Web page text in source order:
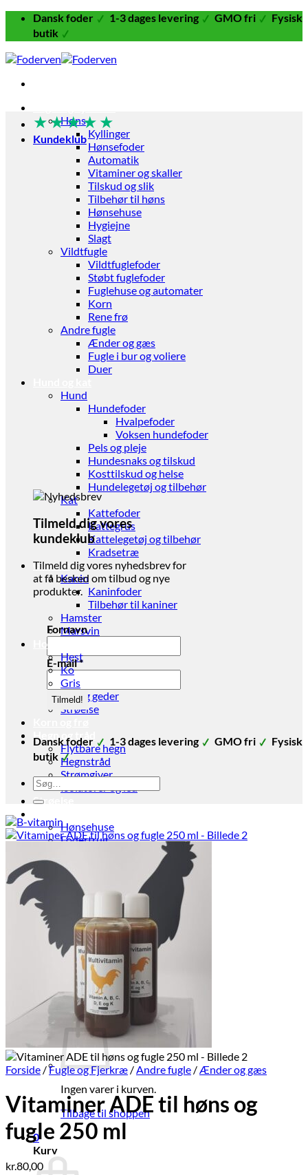
Fortsæt
indhold
Dansk foder 1-3 dages levering GMO fri
Fysisk
butik
Høns
Kyllinger
Hønsefoder
Automatik
Vitaminer og skaller
Tilskud og slik
Tilbehør til høns
Hønsehuse
Hygiejne
Slagt
Vildtfugle
Vildtfuglefoder
Støbt fuglefoder
Fuglehuse og automater
Korn
Rene frø
Andre fugle
Ænder og gæs
Fugle i bur og voliere
Duer
Hund
Hundefoder
Hvalpefoder
Voksen hundefoder
Pels og pleje
Hundesnaks og tilskud
Kosttilskud og helse
Hundelegetøj og tilbehør
Kat
Kattefoder
Kattegrus
Kattelegetøj og tilbehør
Kradsetræ
Gnaver
Kanin
Kaninfoder
Tilbehør til kaniner
Hamster
Marsvin
Hov- og Klovdyr
Hest
Ko
Gris
Får og geder
Strøelse
Flytbare hegn
Hegnstråd
Strømgiver
Strøelse
Hønsehuse
Fodertrug
Gør det selv foder
Fodertønder
Foderøser
Hygiejne
Skadedyr
Brands
Økologi
Tilbud
Kurv /
kr.0,000
Ingen varer i kurven.
Tilbage til shoppen
0
Kurv
★★★★ ★
Kundeklub
Tilmeld dig vores
kundeklub
Tilmeld dig vores nyhedsbrev for
at få besked om tilbud og nye
produkter.
Fornavn
E-mail*
Dansk foder 1-3 dages levering GMO fri
Fysisk
butik
Søg
efter:
Forside /Fugle og Fjerkræ /Andre fugle /Ænder og gæs
Vitaminer ADE til høns og
fugle 250 ml
kr.80,00